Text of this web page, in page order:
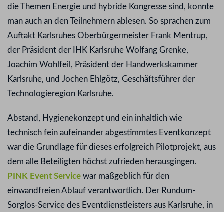
die Themen Energie und hybride Kongresse sind, konnte
man auch an den Teilnehmern ablesen. So sprachen zum
Auftakt Karlsruhes Oberbürgermeister Frank Mentrup,
der Präsident der IHK Karlsruhe Wolfang Grenke,
Joachim Wohlfeil, Präsident der Handwerkskammer
Karlsruhe, und Jochen Ehlgötz, Geschäftsführer der
Technologieregion Karlsruhe.
Abstand, Hygienekonzept und ein inhaltlich wie
technisch fein aufeinander abgestimmtes Eventkonzept
war die Grundlage für dieses erfolgreich Pilotprojekt, aus
dem alle Beteiligten höchst zufrieden herausgingen.
PINK Event Service war maßgeblich für den
einwandfreien Ablauf verantwortlich. Der Rundum-
Sorglos-Service des Eventdienstleisters aus Karlsruhe, in